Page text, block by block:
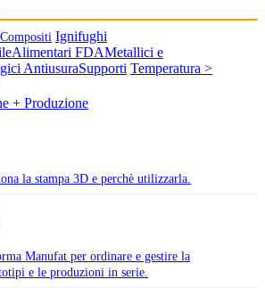
Compositi Ignifughi
Alimentari FDAMetallici e
AntiusuraSupporti Temperatura >
+ Produzione
la stampa 3D e perchè utilizzarla.
Manufat per ordinare e gestire la
e le produzioni in serie.